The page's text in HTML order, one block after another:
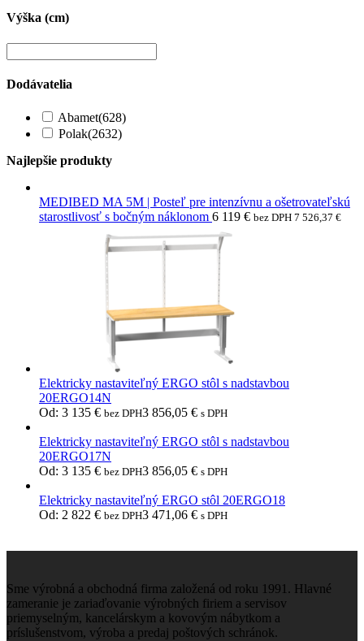
Výška (cm)
Dodávatelia
Abamet(628)
Polak(2632)
Najlepšie produkty
MEDIBED MA 5M | Posteľ pre intenzívnu a ošetrovateľskú
starostlivosť s bočným náklonom 6 119 € bez DPH 7 526,37 €
Elektricky nastaviteľný ERGO stôl s nadstavbou
20ERGO14N
Od: 3 135 € bez DPH3 856,05 € s DPH
Elektricky nastaviteľný ERGO stôl s nadstavbou
20ERGO17N
Od: 3 135 € bez DPH3 856,05 € s DPH
Elektricky nastaviteľný ERGO stôl 20ERGO18
Od: 2 822 € bez DPH3 471,06 € s DPH
Sme výrobná a obchodná firma založená od roku 1991. Hlavné
zameranie je zariaďovanie výrobných firiem a servisov
priemyselným, kancelárskym a kovovým nábytkom a
príslušenstvom, výroba a predaj poštových schránok.